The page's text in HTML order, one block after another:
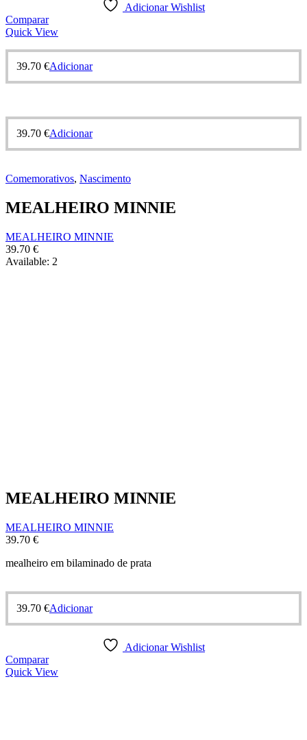
Adicionar Wishlist
Comparar
Quick View
39.70 €Adicionar
39.70 €Adicionar
Comemorativos, Nascimento
MEALHEIRO MINNIE
MEALHEIRO MINNIE
39.70 €
Available: 2
MEALHEIRO MINNIE
MEALHEIRO MINNIE
39.70 €
mealheiro em bilaminado de prata
39.70 €Adicionar
Adicionar Wishlist
Comparar
Quick View